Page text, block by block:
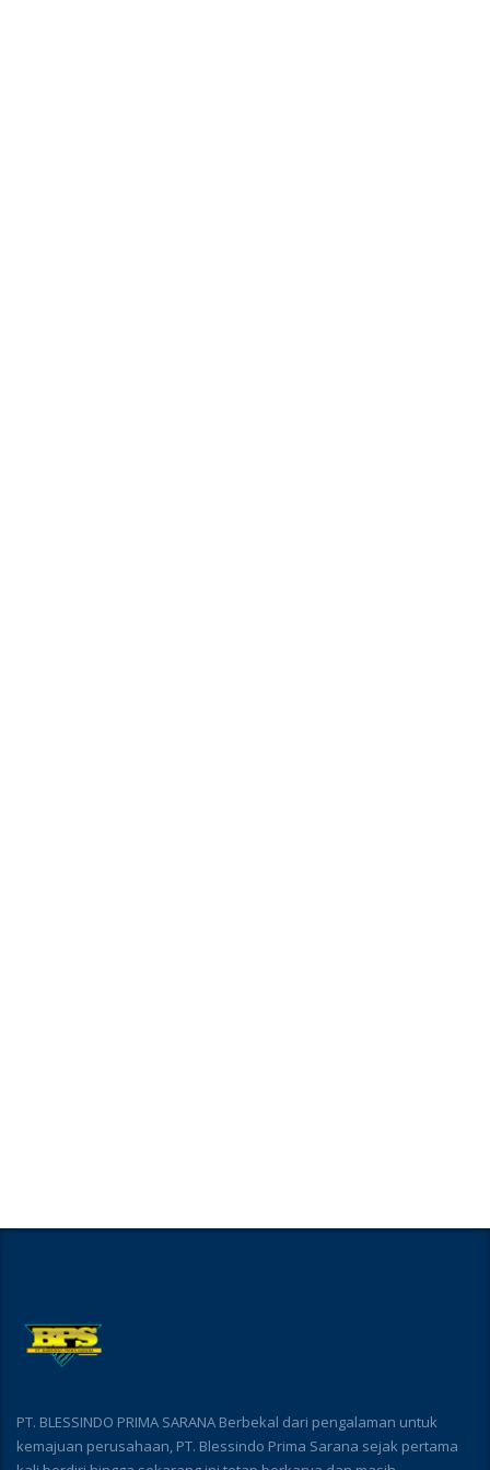
PT. BLESSINDO PRIMA SARANA Berbekal dari pengalaman untuk
kemajuan perusahaan, PT. Blessindo Prima Sarana sejak pertama